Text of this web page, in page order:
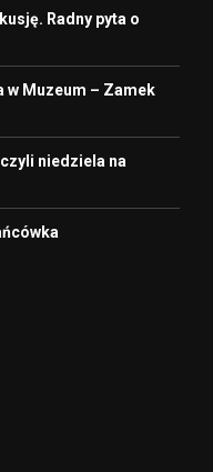
Radny pyta o
w Muzeum – Zamek
niedziela na